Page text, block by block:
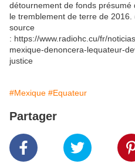
détournement de fonds
le tremblement de terre de
source
: https://www.radiohc.cu/fr/
mexique-denoncera-lequateur-
justice
#Mexique #Equateur
Partager